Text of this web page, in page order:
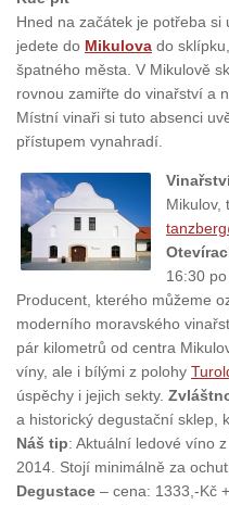
Hned na začátek je potřeba
jedete do Mikulova do
špatného města. V Mikulově
rovnou zamiřte do vinařství a
Místní vinaři si tuto absenci
přístupem vynahradí.
Mikulov,
16:30
Producent, kterého můžeme
moderního moravského
pár kilometrů od centra
víny, ale i bílými z polohy
úspěchy i jejich sekty.
a historický degustační sklep,
Náš tip: Aktuální ledové víno
2014. Stojí minimálně za
Degustace – cena: 1333,-Kč